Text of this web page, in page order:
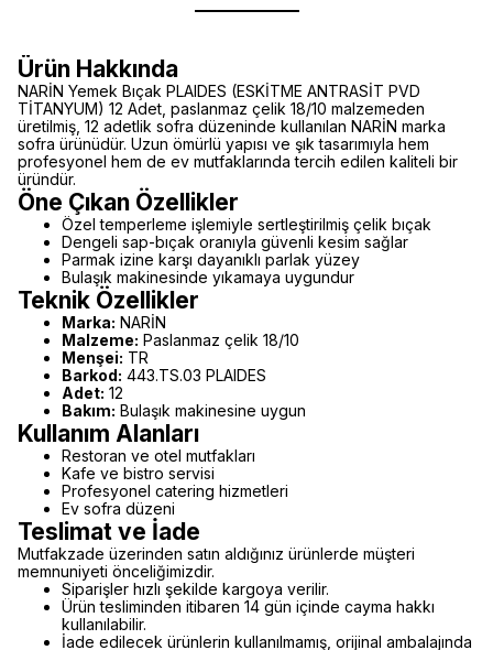
Ürün Hakkında
NARİN Yemek Bıçak PLAIDES (ESKİTME ANTRASİT PVD
TİTANYUM) 12 Adet, paslanmaz çelik 18/10 malzemeden
üretilmiş, 12 adetlik sofra düzeninde kullanılan NARİN marka
sofra ürünüdür. Uzun ömürlü yapısı ve şık tasarımıyla hem
profesyonel hem de ev mutfaklarında tercih edilen kaliteli bir
üründür.
Öne Çıkan Özellikler
Özel temperleme işlemiyle sertleştirilmiş çelik bıçak
Dengeli sap-bıçak oranıyla güvenli kesim sağlar
Parmak izine karşı dayanıklı parlak yüzey
Bulaşık makinesinde yıkamaya uygundur
Teknik Özellikler
Marka: NARİN
Malzeme: Paslanmaz çelik 18/10
Menşei: TR
Barkod: 443.TS.03 PLAIDES
Adet: 12
Bakım: Bulaşık makinesine uygun
Kullanım Alanları
Restoran ve otel mutfakları
Kafe ve bistro servisi
Profesyonel catering hizmetleri
Ev sofra düzeni
Teslimat ve İade
Mutfakzade üzerinden satın aldığınız ürünlerde müşteri
memnuniyeti önceliğimizdir.
Siparişler hızlı şekilde kargoya verilir.
Ürün tesliminden itibaren 14 gün içinde cayma hakkı
kullanılabilir.
İade edilecek ürünlerin kullanılmamış, orijinal ambalajında